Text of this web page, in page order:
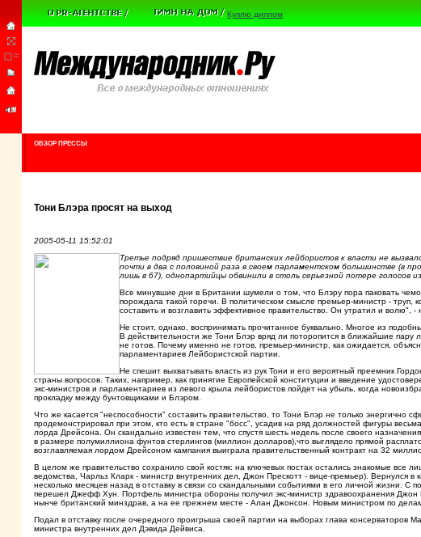
Куплю диплом
ОБЗОР ПРЕССЫ
Тони Блэра просят на выход
2005-05-11 15:52:01
Третье подряд пришествие британских лейбористов к власти не
почти в два с половиной раза в своем парламентском большинстве (в
лишь в 67), однопартийцы обвинили в столь серьезной потере голосов
Все минувшие дни в Британии шумели о том, что Блэру пора паковать
порождала такой горечи. В политическом смысле премьер-министр - труп,
составить и возглавить эффективное правительство. Он утратил и волю",
Не стоит, однако, воспринимать прочитанное буквально. Многое из
В действительности же Тони Блэр вряд ли поторопится в ближайшие пару
не готов. Почему именно не готов, премьер-министр, как ожидается,
парламентариев Лейбористской партии.
Не спешит выхватывать власть из рук Тони и его вероятный преемник
страны вопросов. Таких, например, как принятие Европейской конституции и введение
экс-министров и парламентариев из левого крыла лейбористов пойдет на убыль, когда
прокладку между бунтовщиками и Блэром.
Что же касается "неспособности" составить правительство, то Тони Блэр не только
продемонстрировал при этом, кто есть в стране "босс", усадив на ряд должностей фигуры
лорда Дрейсона. Он скандально известен тем, что спустя шесть недель после своего
в размере полумиллиона фунтов стерлингов (миллион долларов),что выглядело прямой
возглавляемая лордом Дрейсоном кампания выиграла правительственный контракт на 32
В целом же правительство сохранило свой костяк: на ключевых постах остались знакомые все
ведомства, Чарльз Кларк - министр внутренних дел, Джон Прескотт - вице-премьер). Вернулся
несколько месяцев назад в отставку в связи со скандальными событиями в его личной жизни.
перешел Джефф Хун. Портфель министра обороны получил экс-министр здравоохранения
нынче британский минздрав, а на ее прежнем месте - Алан Джонсон. Новым министром по
Подал в отставку после очередного проигрыша своей партии на выборах глава
министра внутренних дел Дэвида Дейвиса.